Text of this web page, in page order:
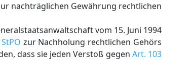
nachträglichen Gewährung rechtlichen
vom 15. Juni 1994
zur Nachholung rechtlichen Gehörs
dass sie jeden Verstoß gegen Art. 103